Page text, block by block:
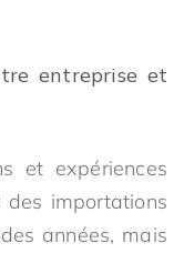
entreprise et
et expériences
importations
années, mais